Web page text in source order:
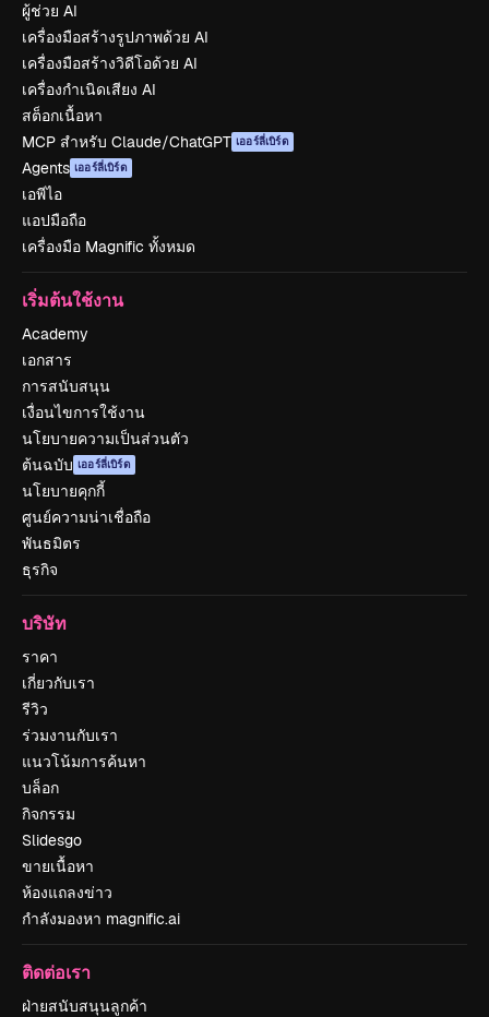
ผู้ช่วย AI
เครื่องมือสร้างรูปภาพด้วย AI
เครื่องมือสร้างวิดีโอด้วย AI
เครื่องกำเนิดเสียง AI
สต็อกเนื้อหา
MCP สำหรับ Claude/ChatGPT เออร์ลี่เบิร์ด
Agents เออร์ลี่เบิร์ด
เอพีไอ
แอปมือถือ
เครื่องมือ Magnific ทั้งหมด
เริ่มต้นใช้งาน
Academy
เอกสาร
การสนับสนุน
เงื่อนไขการใช้งาน
นโยบายความเป็นส่วนตัว
ต้นฉบับ เออร์ลี่เบิร์ด
นโยบายคุกกี้
ศูนย์ความน่าเชื่อถือ
พันธมิตร
ธุรกิจ
บริษัท
ราคา
เกี่ยวกับเรา
รีวิว
ร่วมงานกับเรา
แนวโน้มการค้นหา
บล็อก
กิจกรรม
Slidesgo
ขายเนื้อหา
ห้องแถลงข่าว
กำลังมองหา magnific.ai
ติดต่อเรา
ฝ่ายสนับสนุนลูกค้า